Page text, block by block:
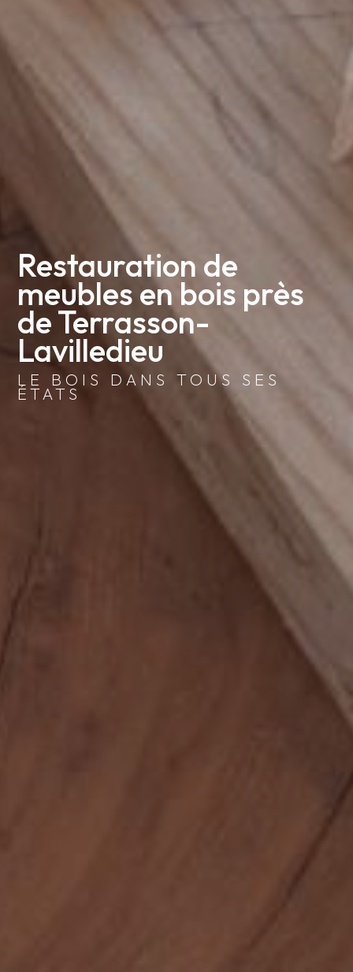
Restauration de
meubles en bois près
de Terrasson-
Lavilledieu
LE BOIS DANS TOUS SES
ÉTATS